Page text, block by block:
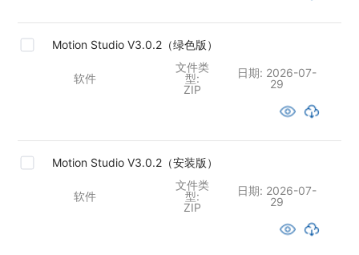
Motion Studio V3.0.2（绿色版）
软件
文件类
型:
ZIP
日期: 2026-07-
29
Motion Studio V3.0.2（安装版）
软件
文件类
型:
ZIP
日期: 2026-07-
29